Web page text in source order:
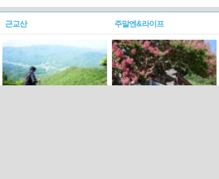
근교산 주말엔&라이프